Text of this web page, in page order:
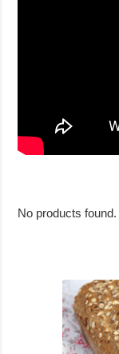
No products found.